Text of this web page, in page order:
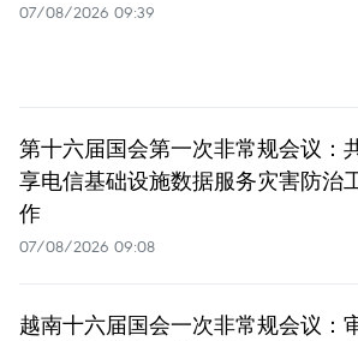
07/08/2026 09:39
第十六届国会第一次非常规会议：
享电信基础设施数据服务灾害防治
作
07/08/2026 09:08
越南十六届国会一次非常规会议：